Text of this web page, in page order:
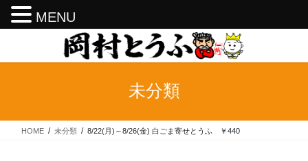
テ
ス
ゲ
ン
未分類
HOME 未分類 8/22(月)～8/26(金) 白ごま寄せとうふ ￥440
MENU